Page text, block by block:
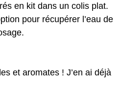
en kit dans un colis plat.
pour récupérer l’eau de
et aromates ! J’en ai déjà